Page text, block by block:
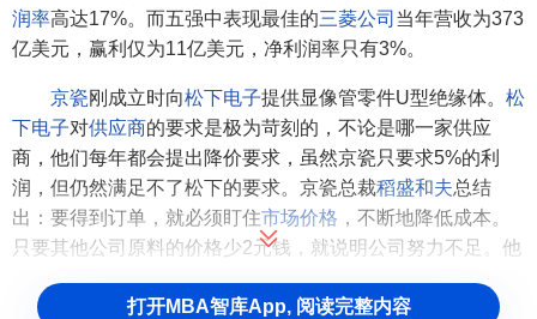
润率高达17%。而五强中表现最佳的三菱公司 当年营收为373
亿美元，赢利仅为11亿美元，净利润率只有3%。
京瓷刚成立时向松下电子提供显像管零件U型绝缘体。 松
下电子对供应商的要求是极为苛刻的，不论是哪一家供应
商，他们每年都会提出降价要求，虽然京瓷只要求5%的利
润，但仍然满足不了松下的要求。京瓷总裁稻盛和夫总结
出：要得到订单，就必须盯住市场价格 ，不断地降低成本。
只要其他公司原料的价格少2元钱，就说明公司努力不足。他
润就可以了”。稻盛和夫要让京瓷成为一个获利率极高的公
打开MBA智库App, 阅读完整内容